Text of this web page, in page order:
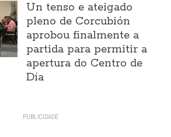
Un tenso e ateigado
pleno de Corcubión
aprobou finalmente a
partida para permitir a
apertura do Centro de
Día